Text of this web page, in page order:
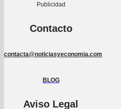
Publicidad
Contacto
contacta@noticiasyeconomia.com
BLOG
Aviso Legal